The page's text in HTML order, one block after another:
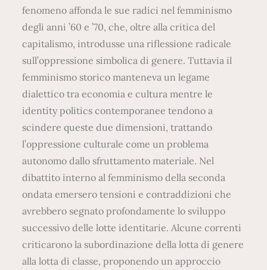
fenomeno affonda le sue radici nel femminismo
degli anni ’60 e ’70, che, oltre alla critica del
capitalismo, introdusse una riflessione radicale
sull’oppressione simbolica di genere. Tuttavia il
femminismo storico manteneva un legame
dialettico tra economia e cultura mentre le
identity politics contemporanee tendono a
scindere queste due dimensioni, trattando
l’oppressione culturale come un problema
autonomo dallo sfruttamento materiale. Nel
dibattito interno al femminismo della seconda
ondata emersero tensioni e contraddizioni che
avrebbero segnato profondamente lo sviluppo
successivo delle lotte identitarie. Alcune correnti
criticarono la subordinazione della lotta di genere
alla lotta di classe, proponendo un approccio